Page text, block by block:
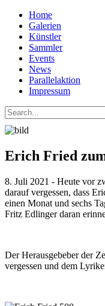
Home
Galerien
Künstler
Sammler
Events
News
Parallelaktion
Impressum
Erich Fried
8. Juli 2021 - Heute vor
darauf vergessen, dass
einen Monat und sechs
Fritz Edlinger daran
Der Herausgebeber der
vergessen und dem